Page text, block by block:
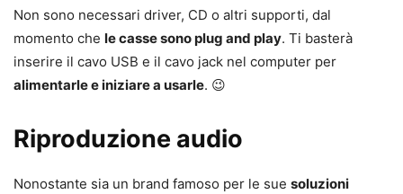
Non sono necessari driver, CD o altri supporti, dal
momento che le casse sono plug and play. Ti basterà
inserire il cavo USB e il cavo jack nel computer per
alimentarle e iniziare a usarle. 😉
Riproduzione audio
Nonostante sia un brand famoso per le sue soluzioni